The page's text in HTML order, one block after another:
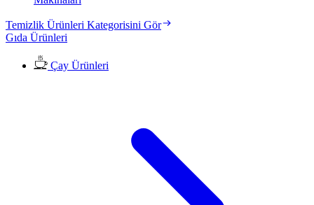
Temizlik Ürünleri Kategorisini Gör
Gıda Ürünleri
Çay Ürünleri